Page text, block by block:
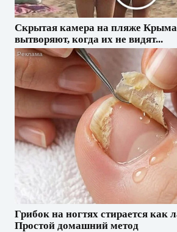
Скрытая камера на пляже
вытворяют, когда их не видят...
Грибок на ногтях стирается как
Простой домашний метод